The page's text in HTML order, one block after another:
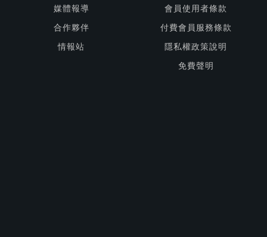
媒體報導
合作夥伴
情報站
會員使用者條款
付費會員服務條款
隱私權政策說明
免費聲明